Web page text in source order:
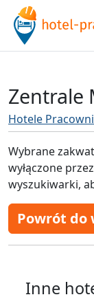
Zentrale
Hotele
Wybrane
wyłączone
wyszukiwarki,
Powrót do
Inne